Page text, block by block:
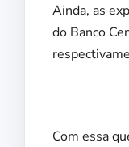
Ainda, as
do Banco
Com essa